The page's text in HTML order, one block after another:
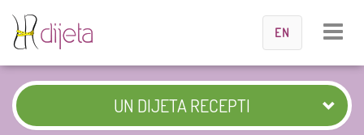
Toggle
EN
UN DIJETA RECEPTI